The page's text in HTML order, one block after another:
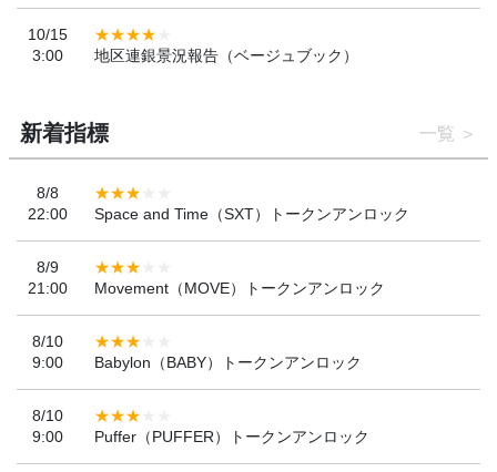
10/15
3:00
地区連銀景況報告（ベージュブック）
新着指標 一覧
8/8
22:00
Space and Time（SXT）トークンアンロック
8/9
21:00
Movement（MOVE）トークンアンロック
8/10
9:00
Babylon（BABY）トークンアンロック
8/10
9:00
Puffer（PUFFER）トークンアンロック